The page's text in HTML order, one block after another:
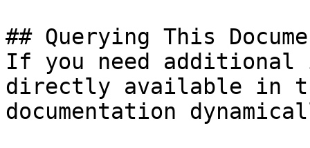
## Querying This
If you need
directly available in
documentation